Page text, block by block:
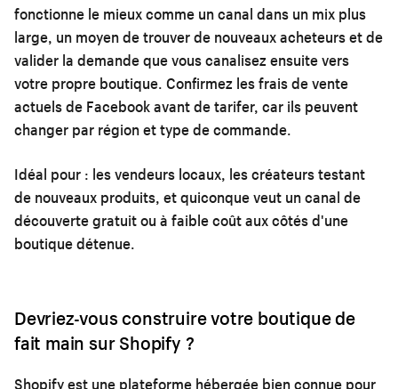
fonctionne le mieux comme un canal dans un mix plus
large, un moyen de trouver de nouveaux acheteurs et de
valider la demande que vous canalisez ensuite vers
votre propre boutique. Confirmez les frais de vente
actuels de Facebook avant de tarifer, car ils peuvent
changer par région et type de commande.
Idéal pour : les vendeurs locaux, les créateurs testant
de nouveaux produits, et quiconque veut un canal de
découverte gratuit ou à faible coût aux côtés d'une
boutique détenue.
Devriez-vous construire votre boutique de
fait main sur Shopify ?
Shopify est une plateforme hébergée bien connue pour